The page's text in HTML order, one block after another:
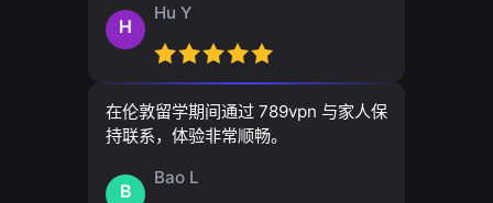
H
Hu Y
在伦敦留学期间通过 789vpn 与家人保
持联系，体验非常顺畅。
B
Bao L